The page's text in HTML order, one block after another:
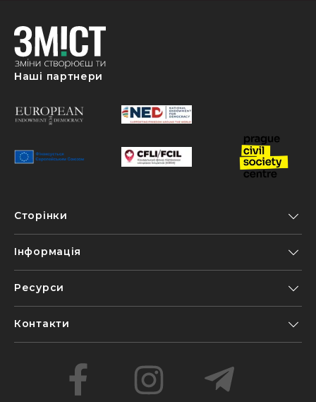
Наші партнери
Сторінки
Інформація
Ресурси
Контакти